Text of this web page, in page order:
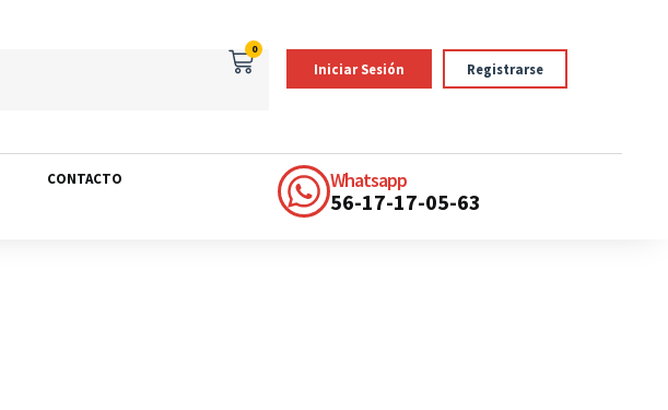
0
Iniciar Sesión Registrarse
CONTACTO Whatsapp
56-17-17-05-63